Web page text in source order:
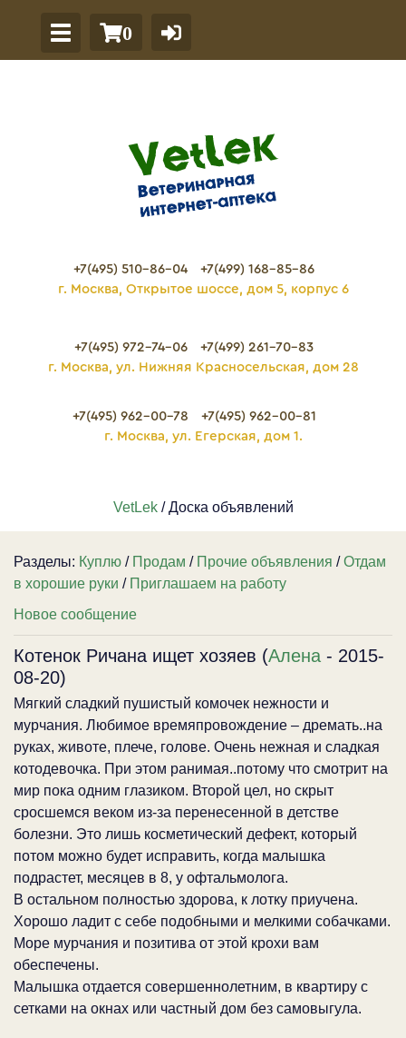
0
+7(495) 510-86-04
+7(499) 168-85-86
г. Москва, Открытое шоссе, дом 5, корпус 6
+7(495) 972-74-06
+7(499) 261-70-83
г. Москва, ул. Нижняя Красносельская, дом 28
+7(495) 962-00-78
+7(495) 962-00-81
г. Москва, ул. Егерская, дом 1.
VetLek/ Доска объявлений
Разделы: Куплю / Продам / Прочие объявления /Отдам
в хорошие руки / Приглашаем на работу
Новое сообщение
Котенок Ричана ищет хозяев (Алена - 2015-
08-20)
Мягкий сладкий пушистый комочек нежности и
мурчания. Любимое времяпровождение – дремать..на
руках, животе, плече, голове. Очень нежная и сладкая
котодевочка. При этом ранимая..потому что смотрит на
мир пока одним глазиком. Второй цел, но скрыт
сросшемся веком из-за перенесенной в детстве
болезни. Это лишь косметический дефект, который
потом можно будет исправить, когда малышка
подрастет, месяцев в 8, у офтальмолога.
В остальном полностью здорова, к лотку приучена.
Хорошо ладит с себе подобными и мелкими собачками.
Море мурчания и позитива от этой крохи вам
обеспечены.
Малышка отдается совершеннолетним, в квартиру с
сетками на окнах или частный дом без самовыгула.